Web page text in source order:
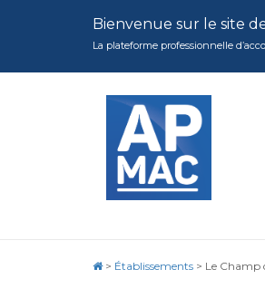
Bienvenue sur le site
La plateforme professionnelle
> Établissements > Le Champ